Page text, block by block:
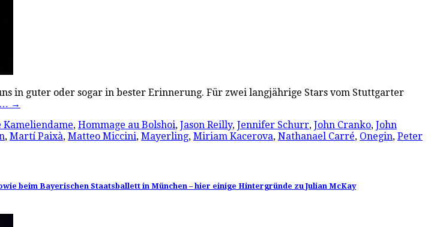
in guter oder sogar in bester Erinnerung. Für zwei langjährige Stars vom Stuttgarter
→
Kameliendame, Hommage au Bolshoi, Jason Reilly, Jennifer Schurr, John Cranko, John
, Martí Paixà, Matteo Miccini, Mayerling, Miriam Kacerova, Nathanael Carré, Onegin, Peter
beim Bayerischen Staatsballett in München – hier einige Hintergründe zu Julian McKay